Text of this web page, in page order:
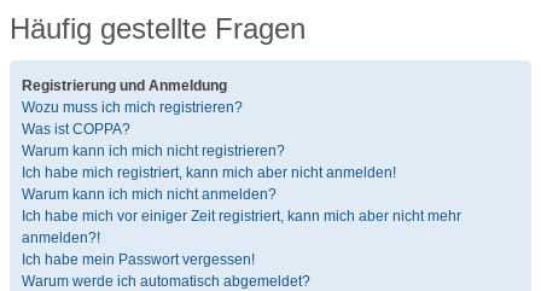
Häufig gestellte Fragen
Registrierung und Anmeldung
Wozu muss ich mich registrieren?
Was ist COPPA?
Warum kann ich mich nicht registrieren?
Ich habe mich registriert, kann mich aber nicht anmelden!
Warum kann ich mich nicht anmelden?
Ich habe mich vor einiger Zeit registriert, kann mich aber nicht mehr
anmelden?!
Ich habe mein Passwort vergessen!
Warum werde ich automatisch abgemeldet?